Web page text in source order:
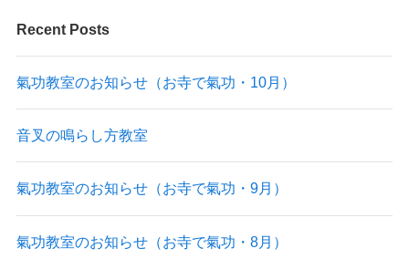
Recent Posts
氣功教室のお知らせ（お寺で氣功・10月）
音叉の鳴らし方教室
氣功教室のお知らせ（お寺で氣功・9月）
氣功教室のお知らせ（お寺で氣功・8月）